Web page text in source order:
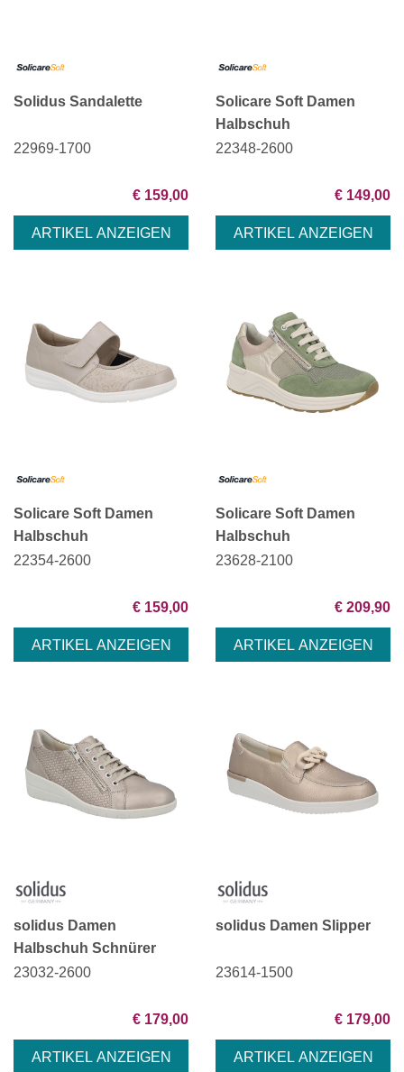
Solidus Sandalette
22969-1700
€ 159,00
Solicare Soft Damen
Halbschuh
22348-2600
€ 149,00
Solicare Soft Damen
Halbschuh
22354-2600
€ 159,00
Solicare Soft Damen
Halbschuh
23628-2100
€ 209,90
solidus Damen
Halbschuh Schnürer
23032-2600
€ 179,00
solidus Damen Slipper
23614-1500
€ 179,00